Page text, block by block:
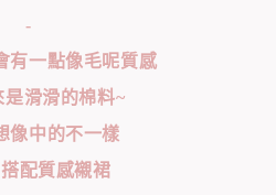
-
有一點像毛呢質感
是滑滑的棉料~
像中的不一樣
配質感襯裙